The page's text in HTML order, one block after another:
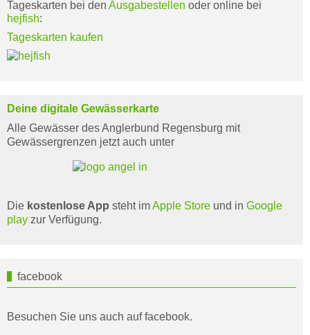
Tageskarten bei den Ausgabestellen oder online bei
hejfish:
Tageskarten kaufen
Deine digitale Gewässerkarte
Alle Gewässer des Anglerbund Regensburg mit
Gewässergrenzen jetzt auch unter
Die kostenlose App steht imApple Store und in Google
play zur Verfügung.
facebook
Besuchen Sie uns auch auf facebook.